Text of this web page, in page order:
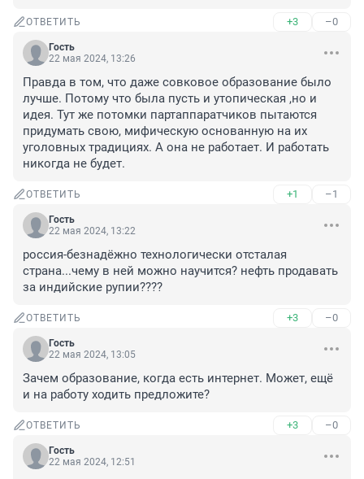
ОТВЕТИТЬ +3 –0
Гость
22 мая 2024, 13:26
Правда в том, что даже совковое образование было
лучше. Потому что была пусть и утопическая ,но и
идея. Тут же потомки партаппаратчиков пытаются
придумать свою, мифическую основанную на их
уголовных традициях. А она не работает. И работать
никогда не будет.
ОТВЕТИТЬ +1 –1
Гость
22 мая 2024, 13:22
россия-безнадёжно технологически отсталая
страна...чему в ней можно научится? нефть продавать
за индийские рупии????
ОТВЕТИТЬ +3 –0
Гость
22 мая 2024, 13:05
Зачем образование, когда есть интернет. Может, ещё
и на работу ходить предложите?
ОТВЕТИТЬ +3 –0
Гость
22 мая 2024, 12:51